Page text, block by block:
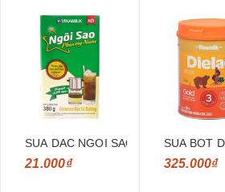
HUONG CAM 170ML
SUA DAC NGOI SAO PHUONG NAM
21.000₫
SUA BOT
325.000₫